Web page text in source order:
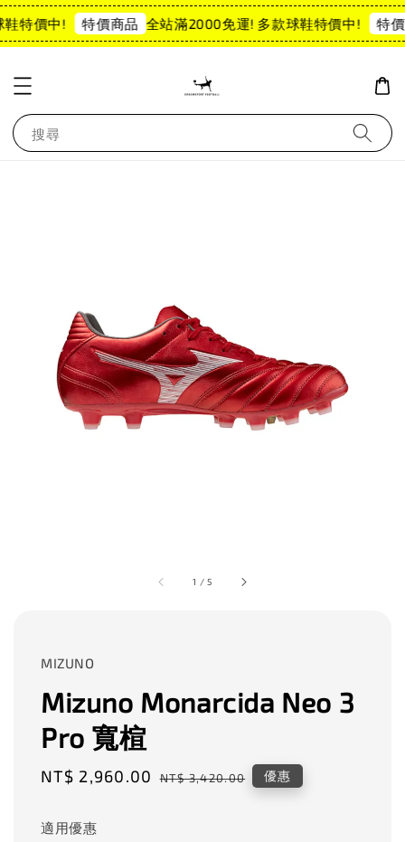
特價中! 特價商品 全站滿2000免運! 多款球鞋特價中! 特價
搜尋
1 /5
MIZUNO
Mizuno Monarcida Neo 3
Pro 寬楦
Sale
NT$ 2,960.00 Regular
NT$ 3,420.00 優惠
適用優惠